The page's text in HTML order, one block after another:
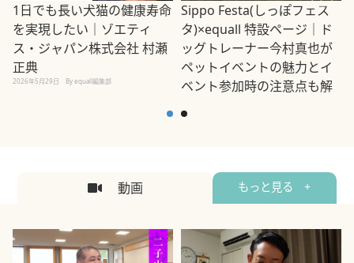
1日でも長い犬猫の健康寿命
を実現したい｜ゾエティ
ス・ジャパン株式会社 村瀬
正典
2026年5月29日 By equall編集部
Sippo Festa(しっぽフェス
タ)×equall 特設ページ｜ド
ッグトレーナー今村真也が
ペットイベントの魅力とイ
ベント参加時の注意点も解
2026年5月12日
動画 もっと見る +